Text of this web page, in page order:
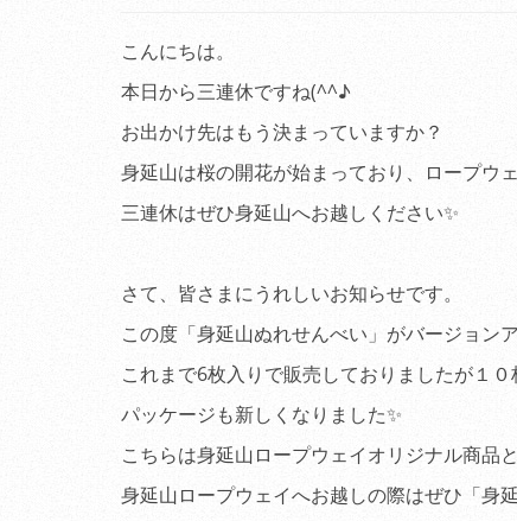
こんにちは。
本日から三連休ですね(^^♪
お出かけ先はもう決まっていますか？
身延山は桜の開花が始まっており、ロープウ
三連休はぜひ身延山へお越しください✨
さて、皆さまにうれしいお知らせです。
この度「身延山ぬれせんべい」がバージョ
これまで6枚入りで販売しておりましたが１０
パッケージも新しくなりました✨
こちらは身延山ロープウェイオリジナル商品
身延山ロープウェイへお越しの際はぜひ「身